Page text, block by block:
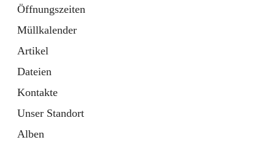
Öffnungszeiten
Müllkalender
Artikel
Dateien
Kontakte
Unser Standort
Alben
10 Schnellzugriffe